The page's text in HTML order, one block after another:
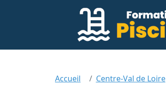
Accueil Centre-Val de Loire